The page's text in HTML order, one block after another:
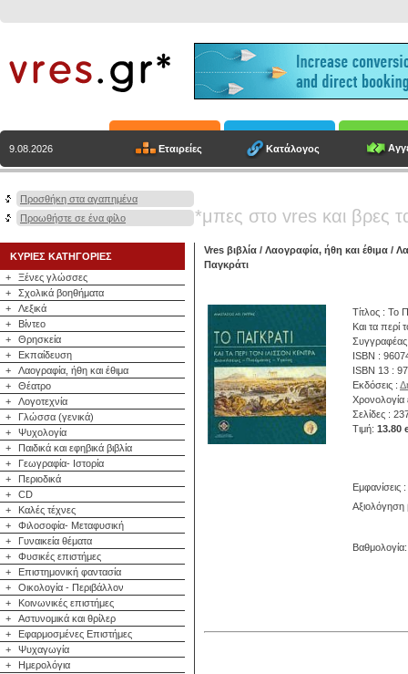
9.08.2026 Εταιρείες Κατάλογος
Προσθήκη στα αγαπημένα
Προωθήστε σε ένα φίλο
*μπες στο vres και βρες
ΚΥΡΙΕΣ ΚΑΤΗΓΟΡΙΕΣ
+
Ξένες γλώσσες
+
Σχολικά βοηθήματα
+
Λεξικά
+
Βίντεο
+
Θρησκεία
+
Εκπαίδευση
+
Λαογραφία, ήθη και έθιμα
+
Θέατρο
+
Λογοτεχνία
+
Γλώσσα (γενικά)
+
Ψυχολογία
+
Παιδικά και εφηβικά βιβλία
+
Γεωγραφία- Ιστορία
+
Περιοδικά
+
CD
+
Καλές τέχνες
+
Φιλοσοφία- Μεταφυσική
+
Γυναικεία θέματα
+
Φυσικές επιστήμες
+
Επιστημονική φαντασία
+
Οικολογία - Περιβάλλον
+
Κοινωνικές επιστήμες
+
Αστυνομικά και θρίλερ
+
Εφαρμοσμένες Επιστήμες
+
Ψυχαγωγία
+
Ημερολόγια
Vres βιβλία / Λαογραφία, ήθη και έθιμα /
Παγκράτι
Τίτλος : Το
Και τα περί
ISBN :
ISBN 13 :
Εκδόσεις :
Σελίδες :
Τιμή: 13.80
Εμφανίσεις
Αξιολόγηση